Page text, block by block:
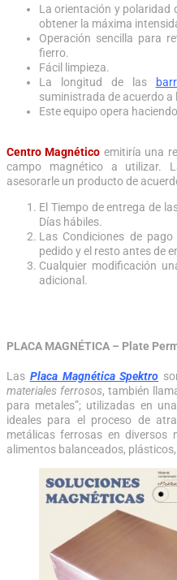
La orientación y polaridad
obtener la máxima
Operación sencilla para
fierro.
Fácil limpieza.
La longitud de las
suministrada de acuerdo a
Este equipo opera
Centro Magnético emitiría una
campo magnético a utilizar.
asesorarle un producto de
El Tiempo de entrega de
Días hábiles.
Las Condiciones de
pedido y el resto antes de
Cualquier modificación
adicional.
PLACA MAGNÉTICA – Plate
Las Placa Magnética Spektro
materiales ferrosos, también
para metales”; utilizadas en
ideales para el proceso de
metálicas ferrosas en diversos
alimentos balanceados,